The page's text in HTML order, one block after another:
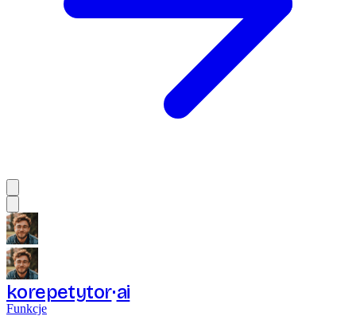
korepetytor ai
Funkcje